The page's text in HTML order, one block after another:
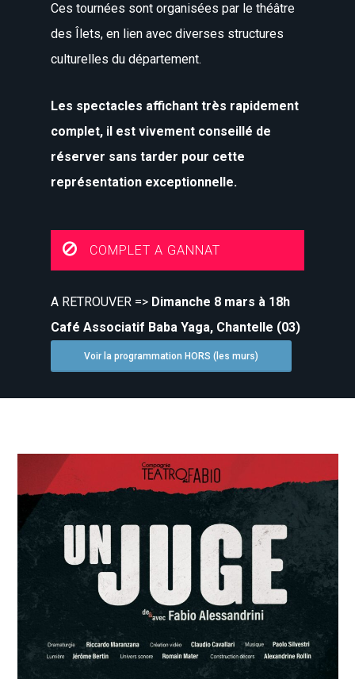
Ces tournées sont organisées par le théâtre
des Îlets, en lien avec diverses structures
culturelles du département.
Les spectacles affichant très rapidement
complet, il est vivement conseillé de
réserver sans tarder pour cette
représentation exceptionnelle.
COMPLET A GANNAT
A RETROUVER => Dimanche 8 mars à 18h
Café Associatif Baba Yaga, Chantelle (03)
Voir la programmation HORS (les murs)